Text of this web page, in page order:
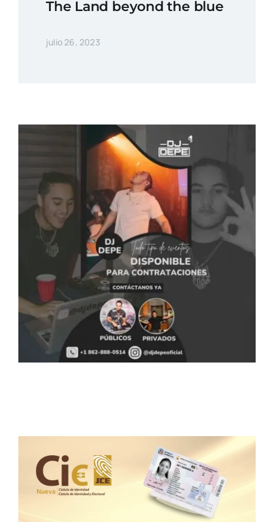
The Land beyond the blue
julio 26, 2023